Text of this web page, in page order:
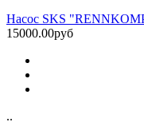
Насос SKS
15000.00руб
..